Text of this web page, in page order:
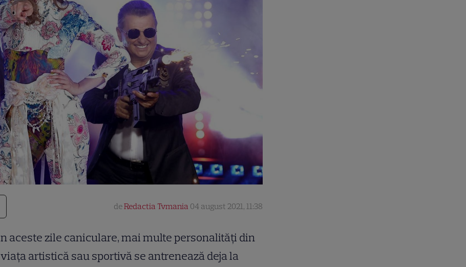
deRedactia Tvmania 04 august 2021, 11:38
n aceste zile caniculare, mai multe personalități din
viața artistică sau sportivă se antrenează deja la